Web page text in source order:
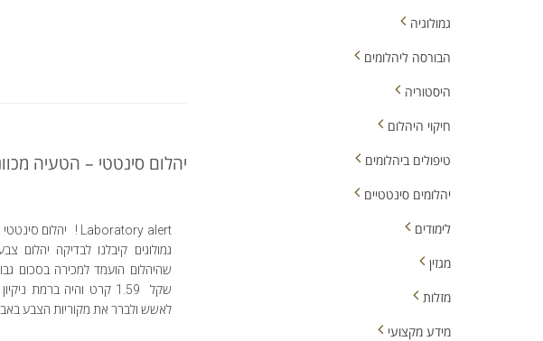
יהלום סינטטי – הטעיה
גמולוגים קיבלנו לבדיקה יהלום
לאשש ולברר את מקוריות הצבע
גמולוגיה
הבורסה ליהלומים
היסטוריה
חיקוי היהלום
טיפולים ביהלומים
יהלומים סינטטיים
לימודים
מגזין
מזלות
מידע מקצועי